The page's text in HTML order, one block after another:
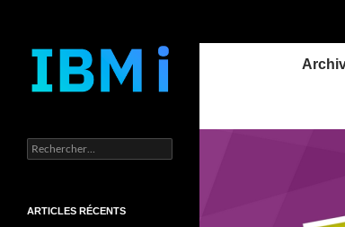
contenu
Rechercher :
ARTICLES RÉCENTS